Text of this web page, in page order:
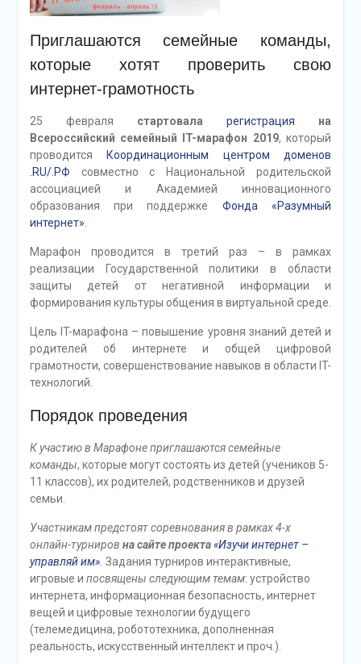
Приглашаются семейные команды,
которые хотят проверить свою
интернет-грамотность
25 февраля стартоваларегистрация на
Всероссийский семейный IT-марафон 2019, который
проводится
Координационным центром доменов
.RU/.РФ совместно с Национальной родительской
ассоциацией и Академией инновационного
образования при поддержке Фонда «Разумный
интернет»
Марафон проводится в третий раз – в рамках
реализации Государственной политики в области
защиты детей от негативной информации и
формирования культуры общения в виртуальной среде.
Цель IT-марафона – повышение уровня знаний детей и
родителей об интернете и общей цифровой
грамотности, совершенствование навыков в области IT-
технологий.
Порядок проведения
К участию в Марафоне приглашаются семейные
команды, которые могут состоять из детей (учеников 5-
11 классов), их родителей, родственников и друзей
семьи.
Участникам предстоят соревнования в рамках 4-х
онлайн-турниров на сайте проекта «Изучи интернет –
управляй им». Задания турниров интерактивные,
игровые и посвящены следующим темам: устройство
интернета, информационная безопасность, интернет
вещей и цифровые технологии будущего
(телемедицина, робототехника, дополненная
реальность, искусственный интеллект и проч.).